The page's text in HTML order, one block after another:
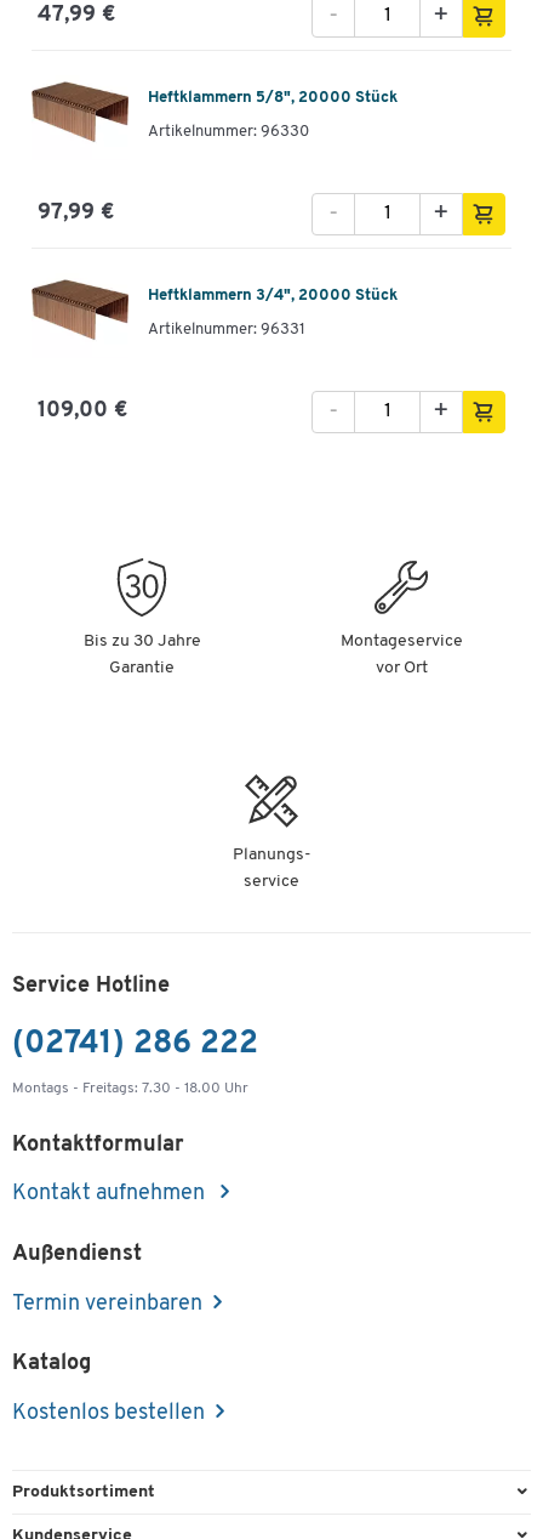
47,99 € +
-
Heftklammern 5/8", 20000 Stück
Artikelnummer: 96330
97,99 € +
-
Heftklammern 3/4", 20000 Stück
Artikelnummer: 96331
109,00 € +
-
Bis zu 30 Jahre
Garantie
Montageservice
vor Ort
Planungs-
service
Service Hotline
(02741) 286 222
Montags - Freitags: 7.30 - 18.00 Uhr
Kontaktformular
Kontakt aufnehmen
Außendienst
Termin vereinbaren
Katalog
Kostenlos bestellen
Produktsortiment
Büroausstattung